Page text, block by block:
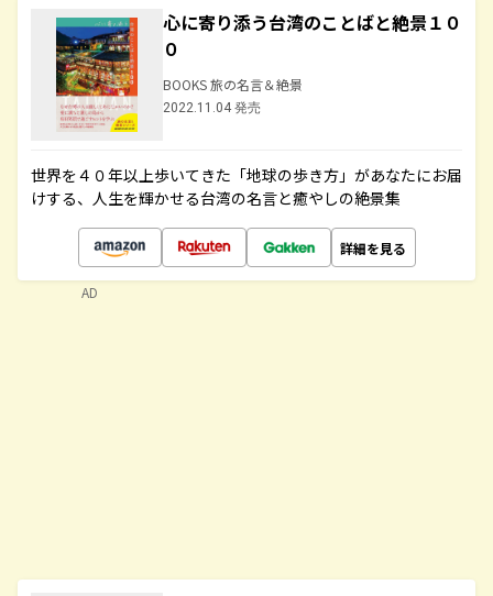
心に寄り添う台湾のことばと絶景１０
０
BOOKS 旅の名言＆絶景
2022.11.04 発売
世界を４０年以上歩いてきた「地球の歩き方」があなたにお届
けする、人生を輝かせる台湾の名言と癒やしの絶景集
詳細を見る
AD